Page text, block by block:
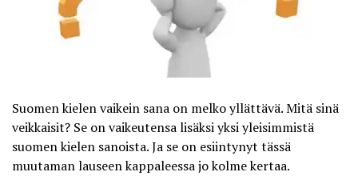
Suomen kielen vaikein sana on melko yllättävä. Mitä sinä
veikkaisit? Se on vaikeutensa lisäksi yksi yleisimmistä
suomen kielen sanoista. Ja se on esiintynyt tässä
muutaman lauseen kappaleessa jo kolme kertaa.